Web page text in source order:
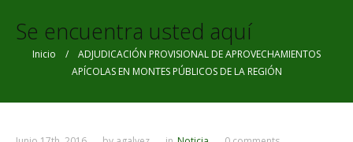
Se encuentra usted aquí
Inicio / ADJUDICACIÓN PROVISIONAL DE APROVECHAMIENTOS
APÍCOLAS EN MONTES PÚBLICOS DE LA REGIÓN